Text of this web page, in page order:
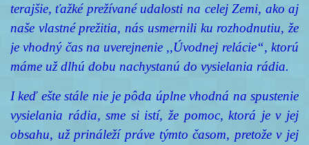
terajšie, ťažké prežívané udalosti na celej Zemi, ako aj
naše vlastné prežitia, nás usmernili ku rozhodnutiu, že
je vhodný čas na uverejnenie ,,Úvodnej relácie“, ktorú
máme už dlhú dobu nachystanú do vysielania rádia.
I keď ešte stále nie je pôda úplne vhodná na spustenie
vysielania rádia, sme si istí, že pomoc, ktorá je v jej
obsahu, už prináleží práve týmto časom, pretože v jej